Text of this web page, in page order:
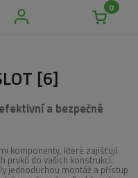
[6]
a bezpečné
komponenty, které zajišťují
prvků do vašich konstrukcí.
jednoduchou montáž a přístup